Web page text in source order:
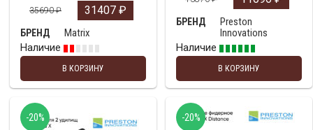
35690₽ 31407 ₽
БРЕНД
Matrix
Наличие
В КОРЗИНУ
БРЕНД
Preston
Innovations
Наличие
В КОРЗИНУ
-20% -20%